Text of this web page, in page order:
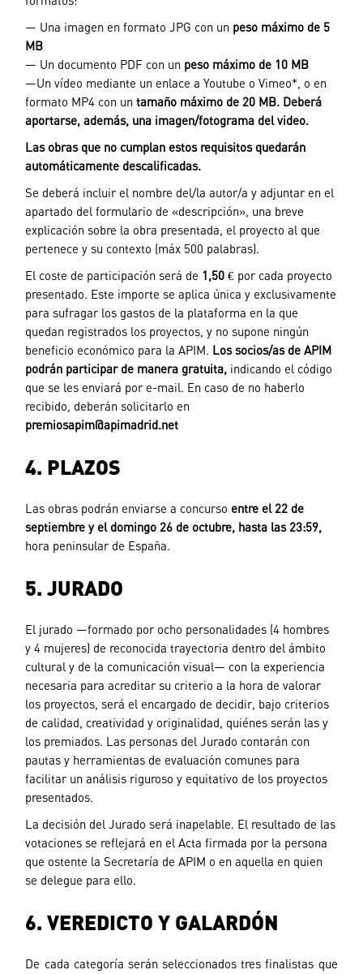
— Una imagen en formato JPG con un peso máximo de 5
MB
— Un documento PDF con un peso máximo de 10 MB
—Un vídeo mediante un enlace a Youtube o Vimeo*, o en
formato MP4 con untamaño máximo de 20 MB. Deberá
aportarse, además, una imagen/fotograma del video.
Las obras que no cumplan estos requisitos quedarán
automáticamente descalificadas.
Se deberá incluir el nombre del/la autor/a y adjuntar en el
apartado del formulario de «descripción», una breve
explicación sobre la obra presentada, el proyecto al que
pertenece y su contexto (máx 500 palabras).
El coste de participación será de 1,50 € por cada proyecto
presentado. Este importe se aplica única y exclusivamente
para sufragar los gastos de la plataforma en la que
quedan registrados los proyectos, y no supone ningún
beneficio económico para la APIM. Los socios/as de APIM
podrán participar de manera gratuita, indicando el código
que se les enviará por e-mail. En caso de no haberlo
recibido, deberán solicitarlo en
premiosapim@apimadrid.net
4. PLAZOS
Las obras podrán enviarse a concurso entre el 22 de
septiembre y el domingo 26 de octubre, hasta las 23:59,
hora peninsular de España.
5. JURADO
El jurado —formado por ocho personalidades (4 hombres
y 4 mujeres) de reconocida trayectoria dentro del ámbito
cultural y de la comunicación visual— con la experiencia
necesaria para acreditar su criterio a la hora de valorar
los proyectos, será el encargado de decidir, bajo criterios
de calidad, creatividad y originalidad, quiénes serán las y
los premiados. Las personas del Jurado contarán con
pautas y herramientas de evaluación comunes para
facilitar un análisis riguroso y equitativo de los proyectos
presentados.
La decisión del Jurado será inapelable. El resultado de las
votaciones se reflejará en el Acta firmada por la persona
que ostente la Secretaría de APIM o en aquella en quien
se delegue para ello.
6. VEREDICTO Y GALARDÓN
De cada categoría serán seleccionados tres finalistas que